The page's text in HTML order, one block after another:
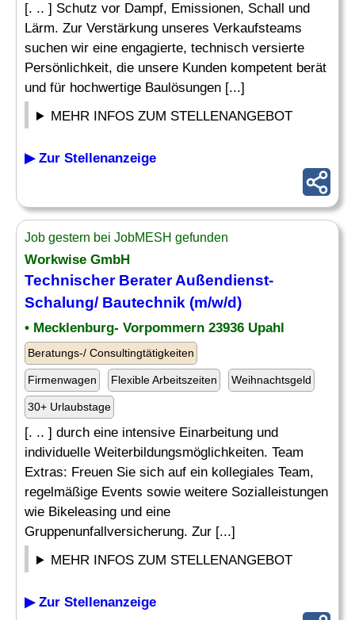
[. .. ] Schutz vor Dampf, Emissionen, Schall und
Lärm. Zur Verstärkung unseres Verkaufsteams
suchen wir eine engagierte, technisch versierte
Persönlichkeit, die unsere Kunden kompetent berät
und für hochwertige Baulösungen [...]
MEHR INFOS ZUM STELLENANGEBOT
▶ Zur Stellenanzeige
Job gestern bei JobMESH gefunden
Workwise GmbH
Technischer BeraterAußendienst-
Schalung/ Bautechnik (m/w/d)
• Mecklenburg- Vorpommern 23936 Upahl
Beratungs-/ Consultingtätigkeiten
Firmenwagen Flexible Arbeitszeiten Weihnachtsgeld
30+ Urlaubstage
[. .. ] durch eine intensive Einarbeitung und
individuelle Weiterbildungsmöglichkeiten. Team
Extras: Freuen Sie sich auf ein kollegiales Team,
regelmäßige Events sowie weitere Sozialleistungen
wie Bikeleasing und eine
Gruppenunfallversicherung. Zur [...]
MEHR INFOS ZUM STELLENANGEBOT
▶ Zur Stellenanzeige